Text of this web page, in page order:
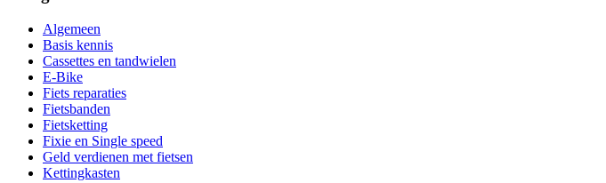
Algemeen
Basis kennis
Cassettes en tandwielen
E-Bike
Fiets reparaties
Fietsbanden
Fietsketting
Fixie en Single speed
Geld verdienen met fietsen
Kettingkasten